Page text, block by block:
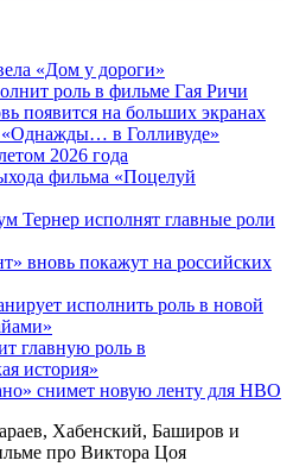
«Дом у дороги»
роль в фильме Гая Ричи
появится на больших экранах
в Голливуде»
2026 года
фильма «Поцелуй
Тернер исполнят главные роли
вновь покажут на российских
исполнить роль в новой
главную роль в
история»
снимет новую ленту для HBO
Хабенский, Баширов и
про Виктора Цоя